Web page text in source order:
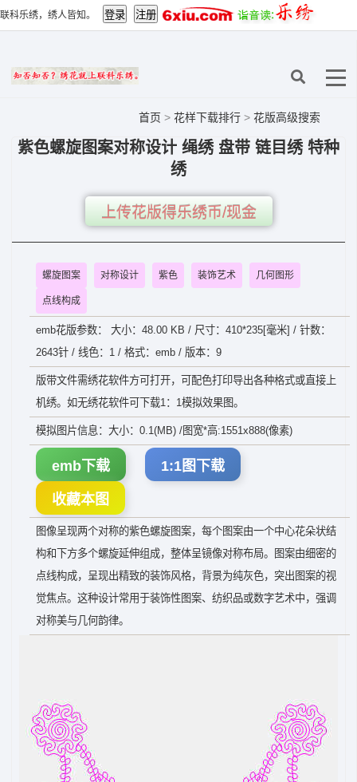
联科乐绣，绣人皆知。
首页 > 花样下载排行 > 花版高级搜索
紫色螺旋图案对称设计 绳绣 盘带 链目绣 特种
绣
上传花版得乐绣币/现金
螺旋图案 对称设计 紫色 装饰艺术 几何图形
点线构成
emb花版参数： 大小：48.00 KB / 尺寸：410*235[毫米] / 针数：
2643针 / 线色：1 / 格式：emb / 版本：9
版带文件需绣花软件方可打开，可配色打印导出各种格式或直接上
机绣。如无绣花软件可下载1：1模拟效果图。
模拟图片信息：大小：0.1(MB) /图宽*高:1551x888(像素)
emb下载 1:1图下载
收藏本图
图像呈现两个对称的紫色螺旋图案，每个图案由一个中心花朵状结
构和下方多个螺旋延伸组成，整体呈镜像对称布局。图案由细密的
点线构成，呈现出精致的装饰风格，背景为纯灰色，突出图案的视
觉焦点。这种设计常用于装饰性图案、纺织品或数字艺术中，强调
对称美与几何韵律。